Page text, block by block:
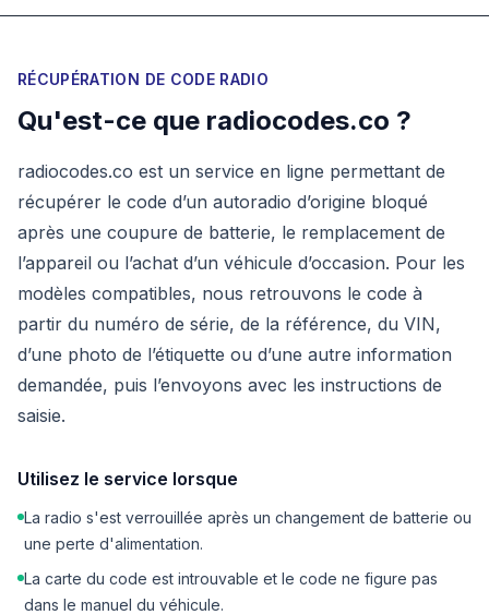
RÉCUPÉRATION DE CODE RADIO
Qu'est-ce que radiocodes.co ?
radiocodes.co est un service en ligne permettant de
récupérer le code d’un autoradio d’origine bloqué
après une coupure de batterie, le remplacement de
l’appareil ou l’achat d’un véhicule d’occasion. Pour les
modèles compatibles, nous retrouvons le code à
partir du numéro de série, de la référence, du VIN,
d’une photo de l’étiquette ou d’une autre information
demandée, puis l’envoyons avec les instructions de
saisie.
Utilisez le service lorsque
La radio s'est verrouillée après un changement de batterie ou
une perte d'alimentation.
La carte du code est introuvable et le code ne figure pas
dans le manuel du véhicule.